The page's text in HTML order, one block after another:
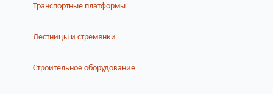
Транспортные платформы
Лестницы и стремянки
Строительное оборудование